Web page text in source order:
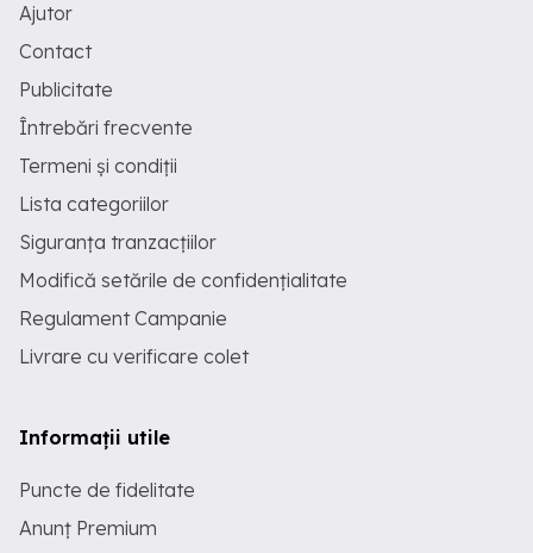
Ajutor
Contact
Publicitate
Întrebări frecvente
Termeni și condiții
Lista categoriilor
Siguranța tranzacțiilor
Modifică setările de confidențialitate
Regulament Campanie
Livrare cu verificare colet
Informații utile
Puncte de fidelitate
Anunț Premium